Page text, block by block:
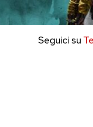
Seguici su